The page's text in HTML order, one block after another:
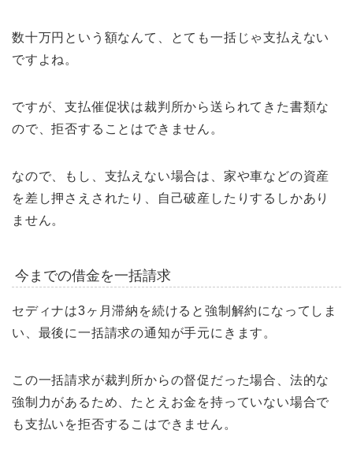
数十万円という額なんて、とても一括じゃ支払えない
ですよね。
ですが、支払催促状は裁判所から送られてきた書類な
ので、拒否することはできません。
なので、もし、支払えない場合は、家や車などの資産
を差し押さえされたり、自己破産したりするしかあり
ません。
今までの借金を一括請求
セディナは3ヶ月滞納を続けると強制解約になってしま
い、最後に一括請求の通知が手元にきます。
この一括請求が裁判所からの督促だった場合、法的な
強制力があるため、たとえお金を持っていない場合で
も支払いを拒否するこはできません。